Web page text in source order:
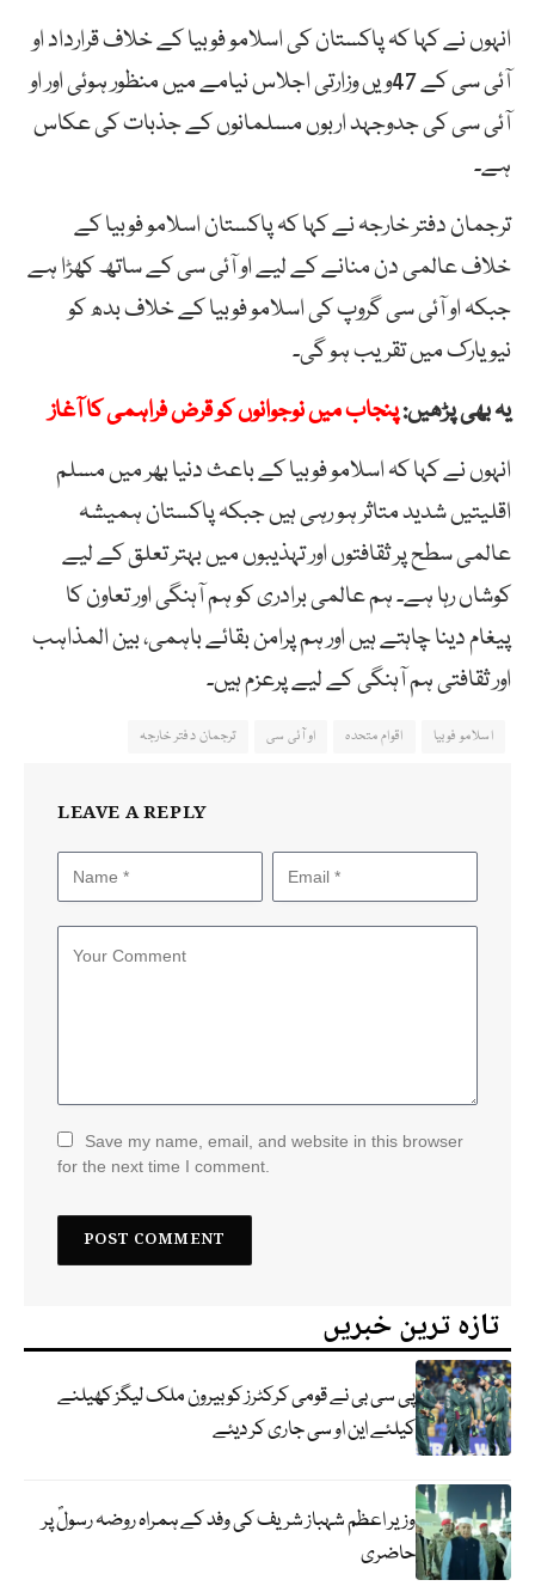
انہوں نے کہا کہ پاکستان کی اسلامو فوبیا کے خلاف قرارداد او
آئی سی کے 47ویں وزارتی اجلاس نیامے میں منظور ہوئی اور او
آئی سی کی جدوجہد اربوں مسلمانوں کے جذبات کی عکاس
ہے۔
ترجمان دفتر خارجہ نے کہا کہ پاکستان اسلامو فوبیا کے
خلاف عالمی دن منانے کے لیے او آئی سی کے ساتھ کھڑا ہے
جبکہ او آئی سی گروپ کی اسلامو فوبیا کے خلاف بدھ کو
نیویارک میں تقریب ہو گی۔
یہ بھی پڑھیں:پنجاب میں نوجوانوں کو قرض فراہمی کا آغاز
انہوں نے کہا کہ اسلامو فوبیا کے باعث دنیا بھر میں مسلم
اقلیتیں شدید متاثر ہو رہی ہیں جبکہ پاکستان ہمیشہ
عالمی سطح پر ثقافتوں اور تہذیبوں میں بہتر تعلق کے لیے
کوشاں رہا ہے۔ ہم عالمی برادری کو ہم آہنگی اور تعاون کا
پیغام دینا چاہتے ہیں اور ہم پرامن بقائے باہمی، بین المذاہب
اور ثقافتی ہم آہنگی کے لیے پرعزم ہیں۔
اسلامو فوبیا اقوام متحدہ او آئی سی ترجمان دفتر خارجہ
LEAVE A REPLY
Save my name, email, and website in this browser
for the next time I comment.
تازہ ترین خبریں
پی سی بی نے قومی کرکٹرز کو بیرون ملک لیگز کھیلنے
کیلئے این او سی جاری کر دیئے
وزیر اعظم شہباز شریف کی وفد کے ہمراہ روضہ رسولؐ پر
حاضری